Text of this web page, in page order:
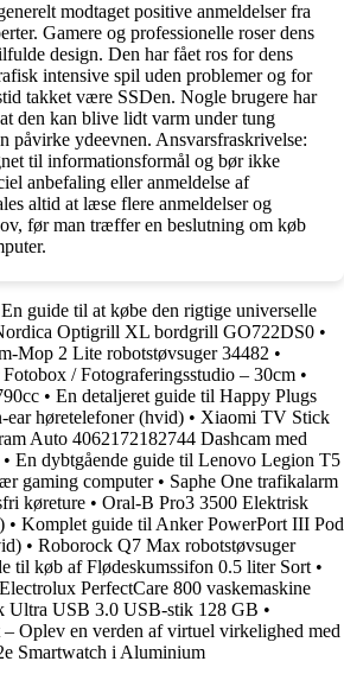
modtaget positive anmeldelser fra
Gamere og professionelle roser dens
design. Den har fået ros for dens
intensive spil uden problemer og for
takket være SSDen. Nogle brugere har
den kan blive lidt varm under tung
påvirke ydeevnen. Ansvarsfraskrivelse:
til informationsformål og bør ikke
anbefaling eller anmeldelse af
altid at læse flere anmeldelser og
før man træffer en beslutning om køb
En guide til at købe den rigtige universelle
Optigrill XL bordgrill GO722DS0 •
Mop 2 Lite robotstøvsuger 34482 •
/ Fotograferingsstudio – 30cm •
• En detaljeret guide til Happy Plugs
høretelefoner (hvid) • Xiaomi TV Stick
Auto 4062172182744 Dashcam med
• En dybtgående guide til Lenovo Legion T5
gaming computer• Saphe One trafikalarm
køreture • Oral-B Pro3 3500 Elektrisk
• Komplet guide til Anker PowerPort III Pod
• Roborock Q7 Max robotstøvsuger
til køb af Flødeskumssifon 0.5 liter Sort •
PerfectCare 800 vaskemaskine
Ultra USB 3.0 USB-stik 128 GB •
Oplev en verden af virtuel virkelighed med
Smartwatch i Aluminium